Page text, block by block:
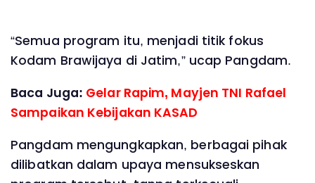
“Semua program itu, menjadi titik fokus
Kodam Brawijaya di Jatim,” ucap Pangdam.
Baca Juga: Gelar Rapim, Mayjen TNI Rafael
Sampaikan Kebijakan KASAD
Pangdam mengungkapkan, berbagai pihak
dilibatkan dalam upaya mensukseskan